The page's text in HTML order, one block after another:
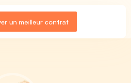
un meilleur contrat